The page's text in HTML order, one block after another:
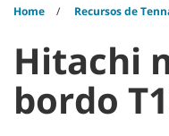
Home Recursos de
Hitachi
bordo